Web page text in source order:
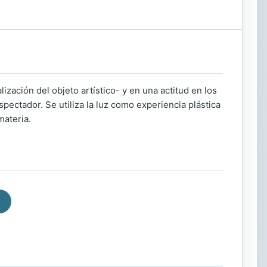
del objeto artístico- y en una actitud en los
Se utiliza la luz como experiencia plástica